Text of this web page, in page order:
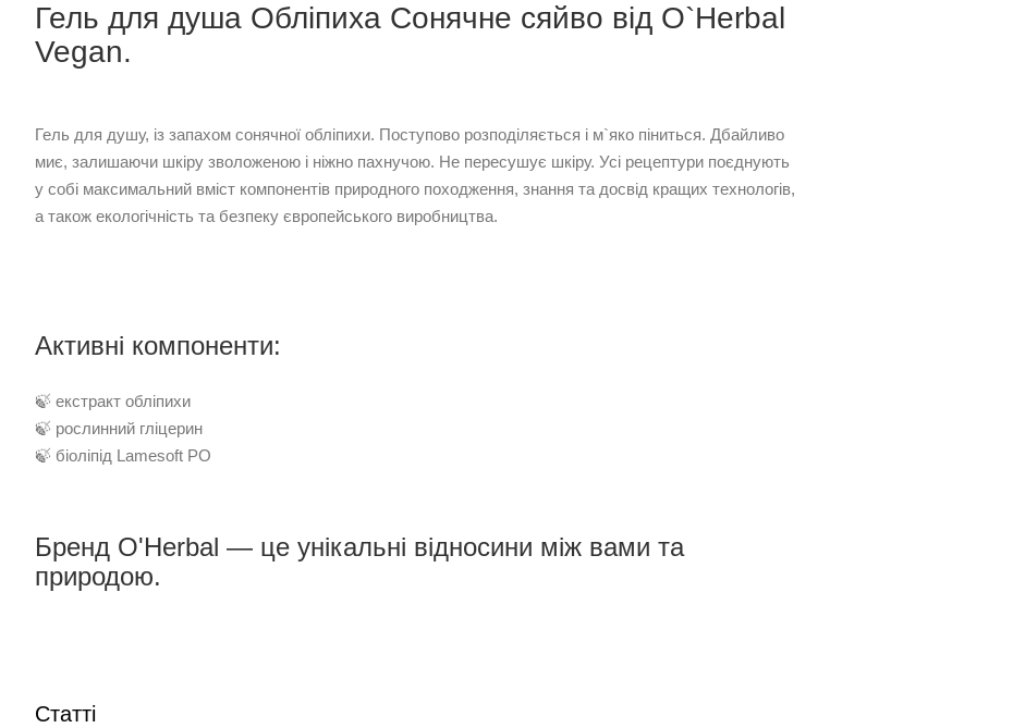
Гель для душа Обліпиха Сонячне сяйво від O`Herbal
Vegan.
Гель для душу, із запахом сонячної обліпихи. Поступово розподіляється і м`яко піниться. Дбайливо
миє, залишаючи шкіру зволоженою і ніжно пахнучою. Не пересушує шкіру. Усі рецептури поєднують
у собі максимальний вміст компонентів природного походження, знання та досвід кращих технологів,
а також екологічність та безпеку європейського виробництва.
Активні компоненти:
🍃 екстракт обліпихи
🍃 рослинний гліцерин
🍃 біоліпід Lamesoft PO
Бренд O'Herbal — це унікальні відносини між вами та
природою.
Статті